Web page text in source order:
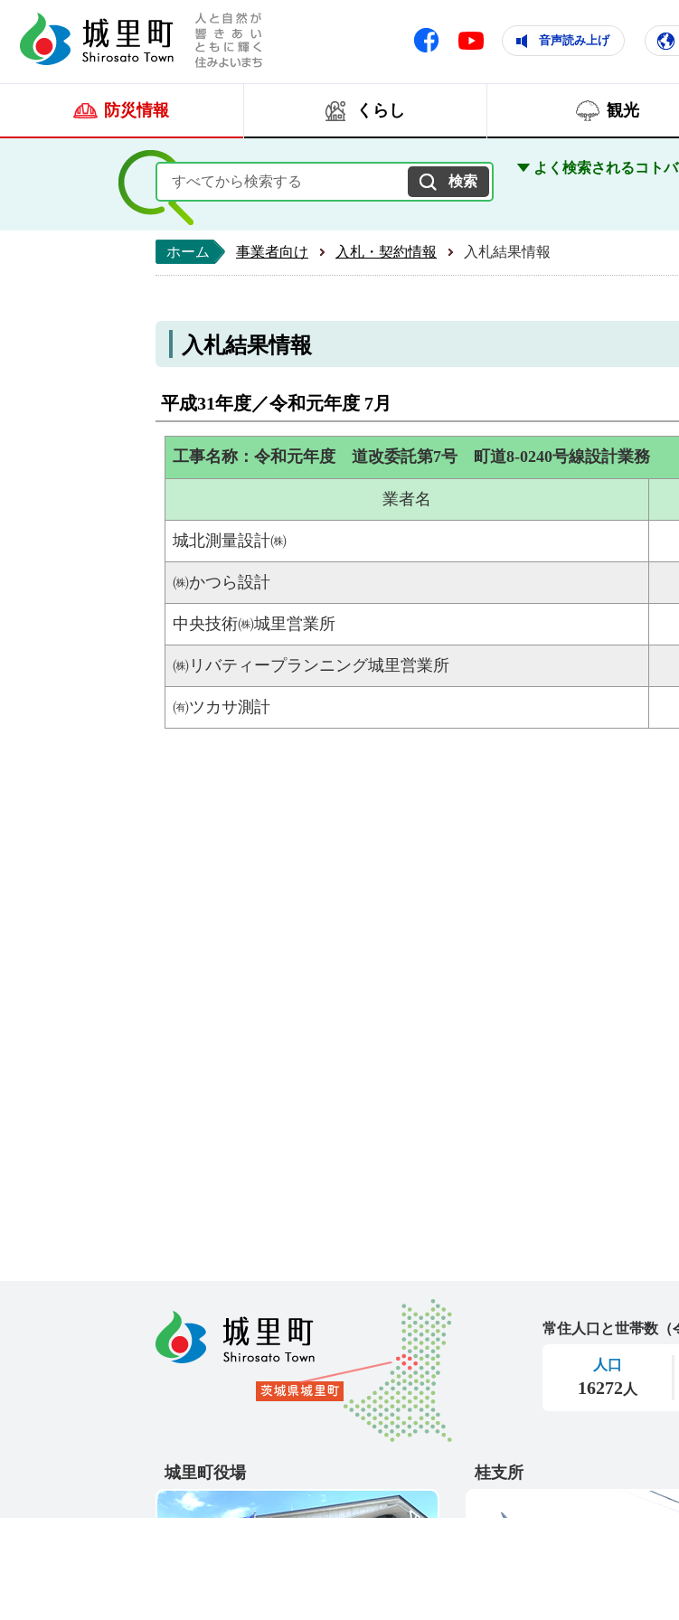
人と自然が響きあいともに輝く住みよいまち
Facebook Youtube 音声読み上げ
防災情報 くらし 観光
よく検索されるコトバ
ホーム 事業者向け 入札・契約情報 入札結果情報
入札結果情報
平成31年度／令和元年度 7月
工事名称：令和元年度 道改委託第7号 町道8-0240号線設計業務
業者名
城北測量設計㈱
㈱かつら設計
中央技術㈱城里営業所
㈱リバティープランニング城里営業所
㈲ツカサ測計
城里町役場 桂支所